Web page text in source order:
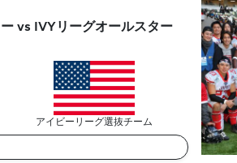
vs IVYリーグオールスター
アイビーリーグ選抜チーム